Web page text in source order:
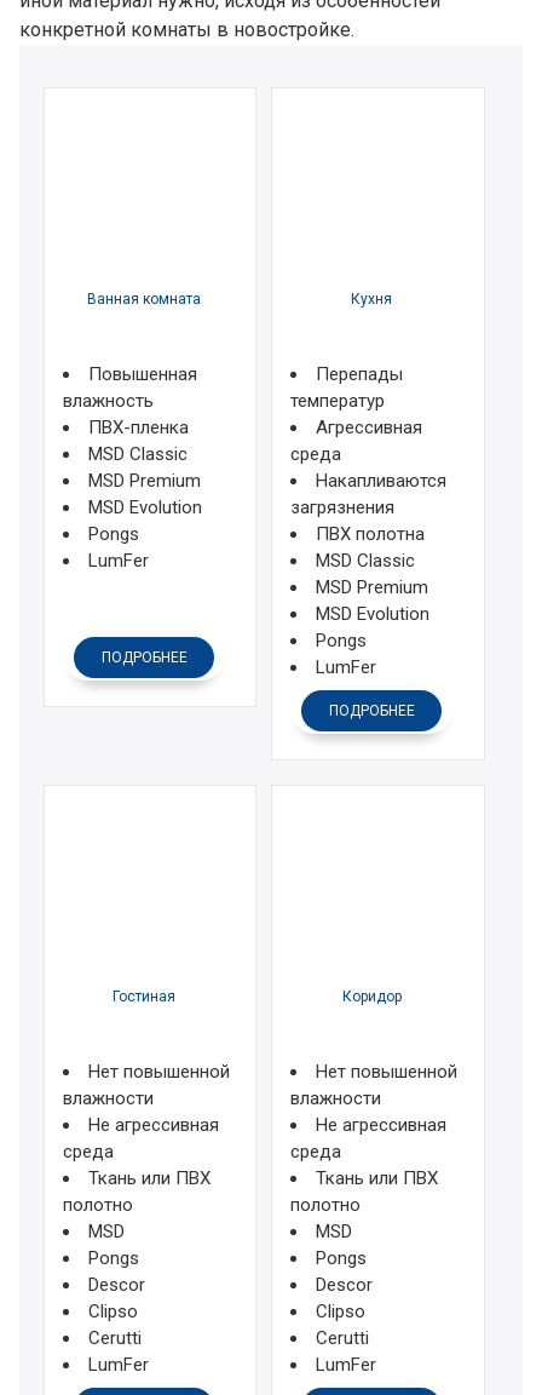
конкретной комнаты в новостройке.
Ванная комната
Повышенная
влажность
ПВХ-пленка
MSD Classic
MSD Premium
MSD Evolution
Pongs
LumFer
ПОДРОБНЕЕ
Кухня
Перепады
температур
Агрессивная
среда
Накапливаются
загрязнения
ПВХ полотна
MSD Classic
MSD Premium
MSD Evolution
Pongs
LumFer
ПОДРОБНЕЕ
Гостиная
Нет повышенной
влажности
Не агрессивная
среда
Ткань или ПВХ
полотно
MSD
Pongs
Descor
Clipso
Cerutti
LumFer
Коридор
Нет повышенной
влажности
Не агрессивная
среда
Ткань или ПВХ
полотно
MSD
Pongs
Descor
Clipso
Cerutti
LumFer